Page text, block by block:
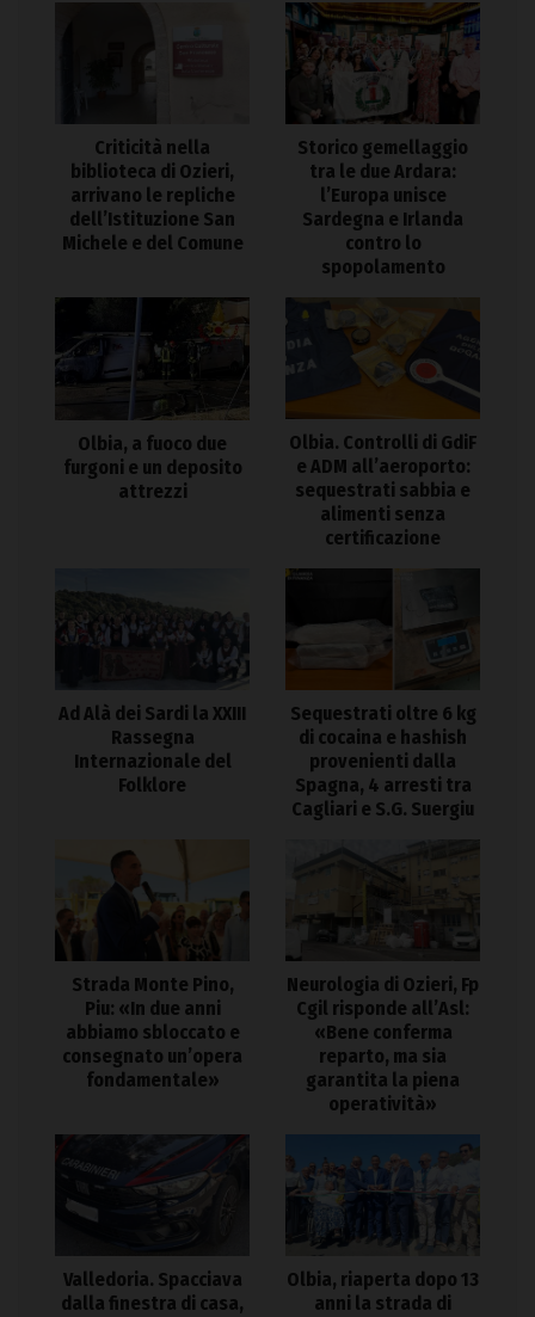
Criticità nella
biblioteca di Ozieri,
arrivano le repliche
dell’Istituzione San
Michele e del Comune
Storico gemellaggio
tra le due Ardara:
l’Europa unisce
Sardegna e Irlanda
contro lo
spopolamento
Olbia, a fuoco due
furgoni e un deposito
attrezzi
Olbia. Controlli di GdiF
e ADM all’aeroporto:
sequestrati sabbia e
alimenti senza
certificazione
Ad Alà dei Sardi la XXIII
Rassegna
Internazionale del
Folklore
Sequestrati oltre 6 kg
di cocaina e hashish
provenienti dalla
Spagna, 4 arresti tra
Cagliari e S.G. Suergiu
Strada Monte Pino,
Piu: «In due anni
abbiamo sbloccato e
consegnato un’opera
fondamentale»
Neurologia di Ozieri, Fp
Cgil risponde all’Asl:
«Bene conferma
reparto, ma sia
garantita la piena
operatività»
Valledoria. Spacciava
dalla finestra di casa,
Olbia, riaperta dopo 13
anni la strada di